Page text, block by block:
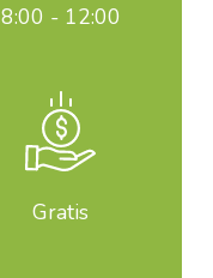
8:00 - 12:00
Gratis